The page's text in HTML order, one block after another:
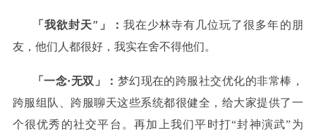
「我欲封天″」： 我在少林寺有几位玩了很多年的朋
友，他们人都很好，我实在舍不得他们。
「一念·无双」： 梦幻现在的跨服社交优化的非常棒，
跨服组队、跨服聊天这些系统都很健全，给大家提供了一
个很优秀的社交平台。再加上我们平时打“封神演武”为